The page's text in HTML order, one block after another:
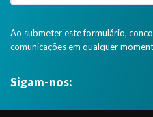
Ao submeter este formulário,
comunicações em qualquer
Sigam-nos: